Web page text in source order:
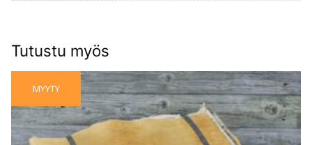
Tutustu myös
MYYTY